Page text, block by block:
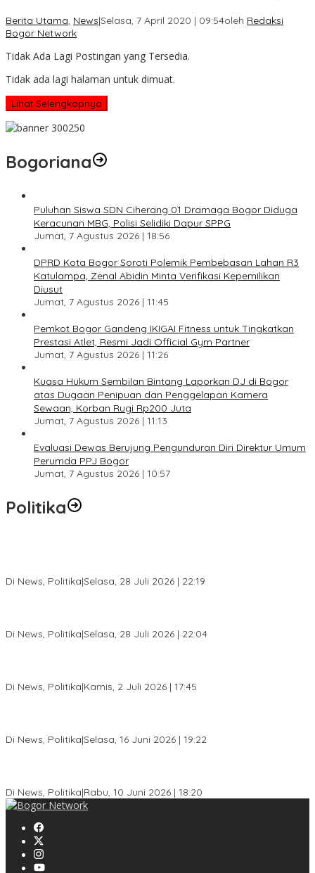
Berita Utama, News|Selasa, 7 April 2020 | 09:54oleh Redaksi
Bogor Network
Tidak Ada Lagi Postingan yang Tersedia.
Tidak ada lagi halaman untuk dimuat.
Lihat Selengkapnya
Bogoriana
Puluhan Siswa SDN Ciherang 01 Dramaga Bogor Diduga
Keracunan MBG, Polisi Selidiki Dapur SPPG
Jumat, 7 Agustus 2026 | 18:56
DPRD Kota Bogor Soroti Polemik Pembebasan Lahan R3
Katulampa, Zenal Abidin Minta Verifikasi Kepemilikan
Diusut
Jumat, 7 Agustus 2026 | 11:45
Pemkot Bogor Gandeng IKIGAI Fitness untuk Tingkatkan
Prestasi Atlet, Resmi Jadi Official Gym Partner
Jumat, 7 Agustus 2026 | 11:26
Kuasa Hukum Sembilan Bintang Laporkan DJ di Bogor
atas Dugaan Penipuan dan Penggelapan Kamera
Sewaan, Korban Rugi Rp200 Juta
Jumat, 7 Agustus 2026 | 11:13
Evaluasi Dewas Berujung Pengunduran Diri Direktur Umum
Perumda PPJ Bogor
Jumat, 7 Agustus 2026 | 10:57
Politika
Di News, Politika|Selasa, 28 Juli 2026 | 22:19
Di News, Politika|Selasa, 28 Juli 2026 | 22:04
Di News, Politika|Kamis, 2 Juli 2026 | 17:45
Di News, Politika|Selasa, 16 Juni 2026 | 19:22
Di News, Politika|Rabu, 10 Juni 2026 | 18:20